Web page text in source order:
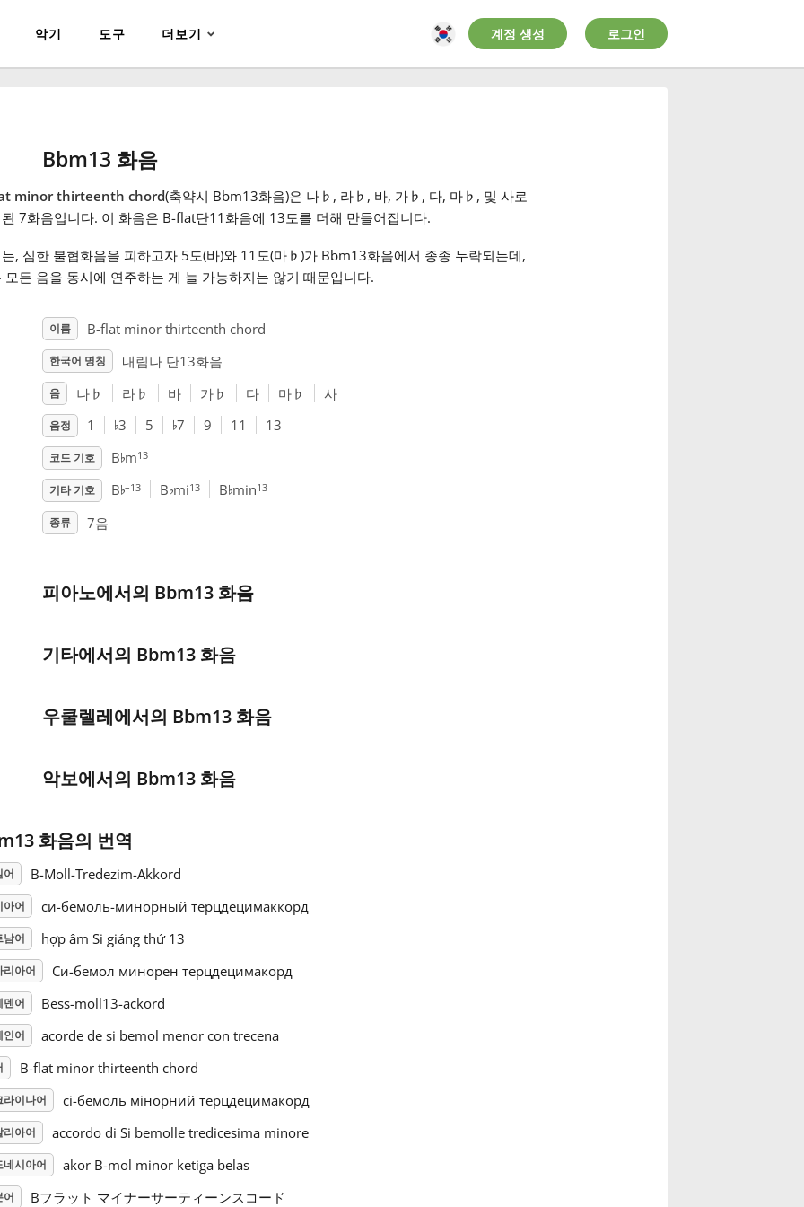
악기 도구 더보기 계정 생성 로그인
Bbm13 화음
minor thirteenth chord(축약시 Bbm13화음)은 나♭ , 라♭ , 바, 가♭ , 다, 마♭ , 및 사로
7화음입니다. 이 화음은 B-flat단11화음에 13도를 더해 만들어집니다.
, 심한 불협화음을 피하고자 5도(바)와 11도(마♭ )가 Bbm13화음에서 종종 누락되는데,
모든 음을 동시에 연주하는 게 늘 가능하지는 않기 때문입니다.
이름 B-flat minor thirteenth chord
한국어 명칭 내림나 단13화음
음 나♭ 라♭ 바 가♭ 다 마♭ 사
음정 1 ♭3 5 ♭7 9 11 13
코드 기호 B♭m13
기타 기호 B♭–13 B♭mi13 B♭min13
종류 7음
피아노에서의 Bbm13 화음
기타에서의 Bbm13 화음
우쿨렐레에서의 Bbm13 화음
악보에서의 Bbm13 화음
화음의 번역
어 B-Moll-Tredezim-Akkord
아어 си-бемоль-минорный терцдецимаккорд
남어 hợp âm Si giáng thứ 13
리아어 Си-бемол минорен терцдецимакорд
덴어 Bess-moll13-ackord
인어 acorde de si bemol menor con trecena
B-flat minor thirteenth chord
라이나어 сі-бемоль мінорний терцдецимакорд
리아어 accordo di Si bemolle tredicesima minore
네시아어 akor B-mol minor ketiga belas
어 Bフラット マイナーサーティーンスコード